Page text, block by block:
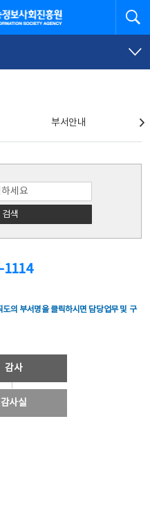
흥원
부서안내
검색
1114
의 부서명을 클릭하시면 담당업무 및 구
감사
감사실